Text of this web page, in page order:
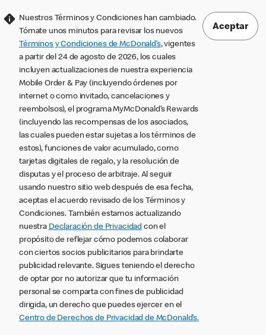
Nuestros Términos y Condiciones han cambiado.
Tómate unos minutos para revisar los nuevos
Términos y Condiciones de McDonald’s, vigentes
a partir del 24 de agosto de 2026, los cuales
incluyen actualizaciones de nuestra experiencia
Mobile Order & Pay (incluyendo órdenes por
internet o como invitado, cancelaciones y
reembolsos), el programa MyMcDonald’s Rewards
(incluyendo las recompensas de los asociados,
las cuales pueden estar sujetas a los términos de
estos), funciones de valor acumulado, como
tarjetas digitales de regalo, y la resolución de
disputas y el proceso de arbitraje. Al seguir
usando nuestro sitio web después de esa fecha,
aceptas el acuerdo revisado de los Términos y
Condiciones. También estamos actualizando
nuestra Declaración de Privacidad con el
propósito de reflejar cómo podemos colaborar
con ciertos socios publicitarios para brindarte
publicidad relevante. Sigues teniendo el derecho
de optar por no autorizar que tu información
personal se comparta con fines de publicidad
dirigida, un derecho que puedes ejercer en el
Centro de Derechos de Privacidad de McDonald’s.
Aceptar